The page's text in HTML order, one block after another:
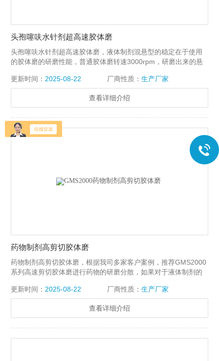
头孢噻呋水针剂超高速胶体磨
头孢噻呋水针剂超高速胶体磨，液体制剂混悬型的稳定在于使用
的胶体磨的研磨性能，普通胶体磨转速3000rpm，研磨出来的悬
极大限制了新型阿苯达唑混悬液的推广，上海思峻高剪切胶体磨
GMS2000系列转速高达18000rpm，是专门为胶体溶液生产所设
计，特别是那些需要很好乳化和分散效果的胶体生产。
更新时间： 2025-08-22 厂商性质： 生产厂家
查看详细介绍
药物制剂高剪切胶体磨
药物制剂高剪切胶体磨，根据我司多家客户案例，推荐GMS2000
系列高速剪切胶体磨进行药物的研磨分散，如果对于液体制剂的
体需求，我司推荐性价比高的解决方案。
更新时间： 2025-08-22 厂商性质： 生产厂家
查看详细介绍